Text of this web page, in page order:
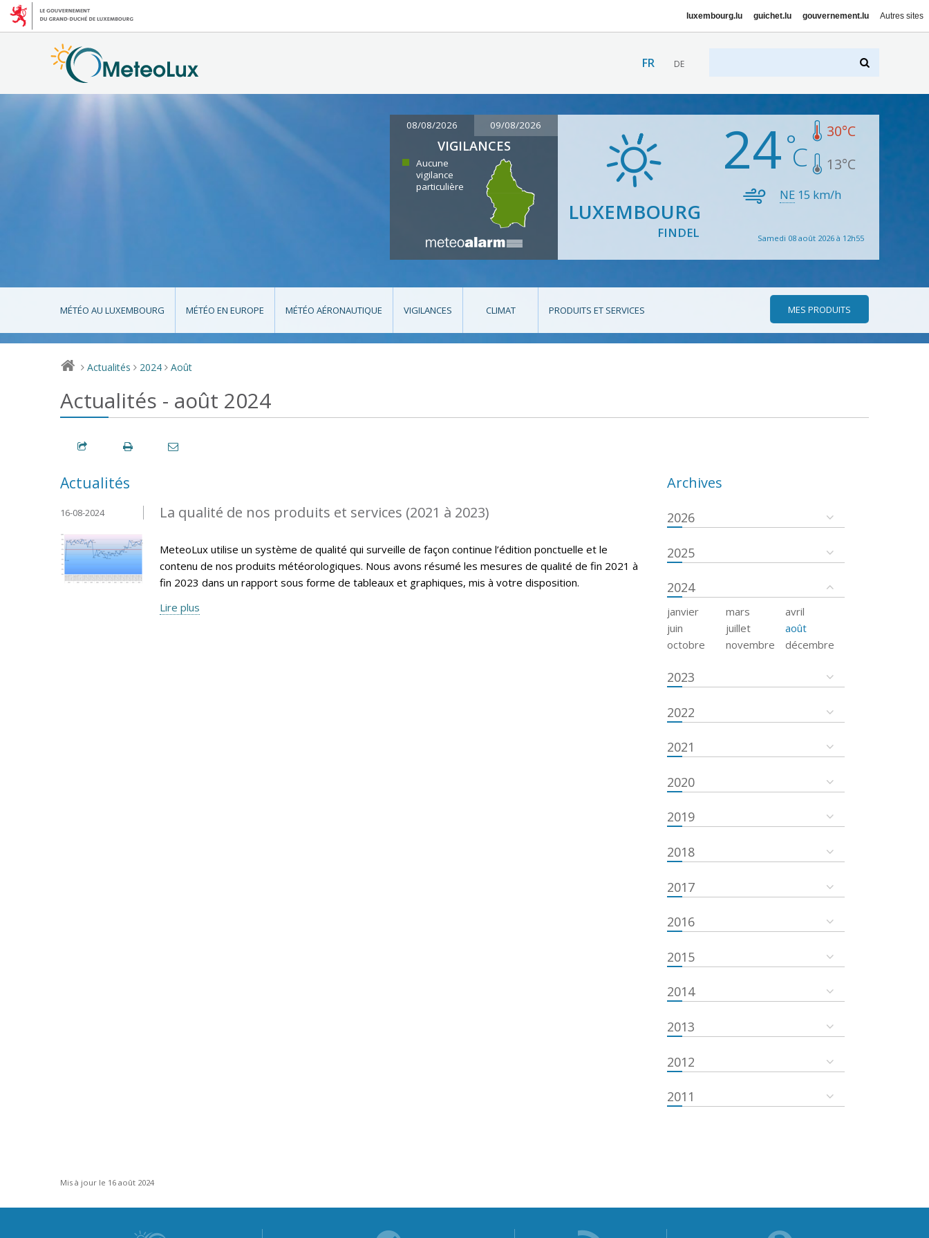
luxembourg.lu guichet.lu gouvernement.lu Autres sites
FR DE
08/08/2026 09/08/2026
VIGILANCES
Aucune
vigilance
particulière
LUXEMBOURG
FINDEL
24 30°C
13°C
NE 15 km/h
Samedi 08 août 2026 à 12h55
MÉTÉO AU LUXEMBOURG MÉTÉO EN EUROPE MÉTÉO AÉRONAUTIQUE VIGILANCES CLIMAT PRODUITS ET SERVICES MES PRODUITS
> Actualités > 2024 > Août
Actualités - août 2024
Actualités
La qualité de nos produits et services (2021 à 2023)
16-08-2024
MeteoLux utilise un système de qualité qui surveille de façon continue l’édition ponctuelle et le
contenu de nos produits météorologiques. Nous avons résumé les mesures de qualité de fin 2021 à
fin 2023 dans un rapport sous forme de tableaux et graphiques, mis à votre disposition.
Lire plus
Archives
2026
2025
2024
janvier mars
avril
juin
juillet
août
octobre
novembre décembre
2023
2022
2021
2020
2019
2018
2017
2016
2015
2014
2013
2012
2011
Mis à jour le 16 août 2024